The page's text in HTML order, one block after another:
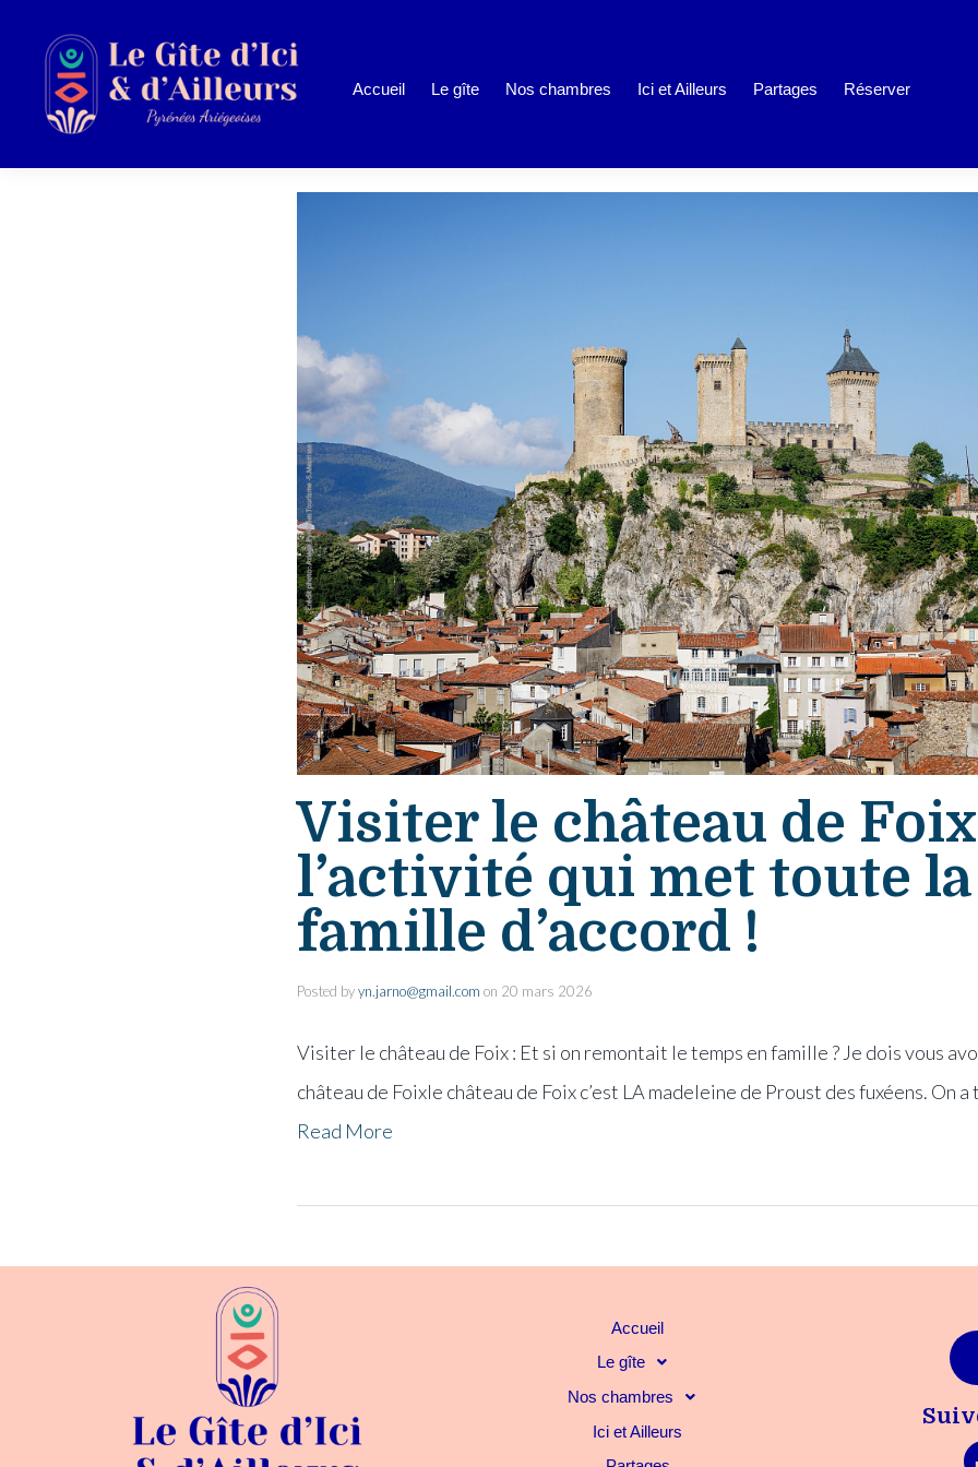
Accueil Le gîte Nos chambres Ici et Ailleurs Partages Réserver
Visiter le château de
l’activité qui met toute la
famille d’accord !
Posted byyn.jarno@gmail.com on 20 mars 2026
Visiter le château de Foix : Et si on remontait le temps en famille ? Je dois vous
château de Foixle château de Foix c’est LA madeleine de Proust des fuxéens. On
Read More
Accueil
Le gîte
Nos chambres
Ici et Ailleurs